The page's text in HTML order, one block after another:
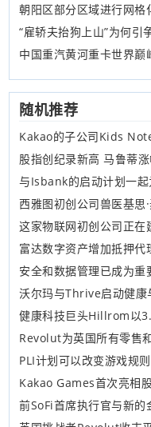
朝阳区部分区域进行网格
“雇轿夫抬狗上山”为何引
中国重汽黄河重卡世界巅
随机推荐
Kakao的子公司Kids
股指创纪录新高 马鲁蒂
与Isbank的启动计划一
富达数字资产增加抵押代
安全和数据管理已成为重
沃尔玛与Thrive启动健康
Revolut为英国所有零售
PLI计划可以改变游戏规则
Kakao Games首次亮相
前SoFi首席执行官与新